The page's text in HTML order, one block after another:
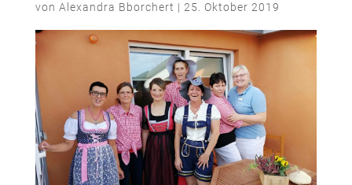
von Alexandra Bborchert | 25. Oktober 2019